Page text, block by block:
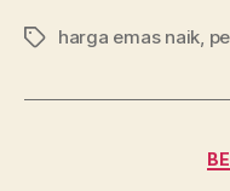
Tag harga emas naik